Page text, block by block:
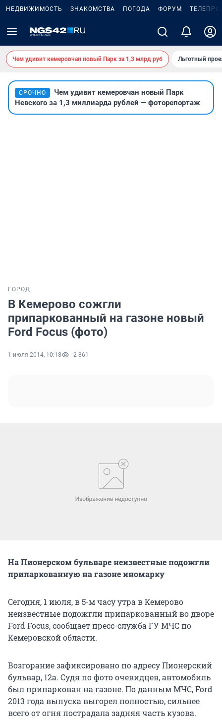
НЕДВИЖИМОСТЬ ЗНАКОМСТВА ПОГОДА ФОРУМ
Чем удивит кемеровчан новый Парк за 1,3 млрд руб Льготный
СРОЧНО
Чем удивит кемеровчан новый Парк
Невского за 1,3 миллиарда рублей — фоторепортаж
ГОРОД
В Кемерово сожгли
припаркованный на газоне новый
Ford Focus (фото)
1 июля 2014, 10:18 2 861
На Пионерском бульваре неизвестные подожгли
припаркованную на газоне иномарку
Сегодня, 1 июля, в 5-м часу утра в Кемерово
неизвестные подожгли припаркованный во дворе
Ford Focus, сообщает пресс-служба ГУ МЧС по
Кемеровской области.
Возгорание зафиксировано по адресу Пионерский
бульвар, 12а. Судя по фото очевидцев, автомобиль
был припаркован на газоне. По данным МЧС, Ford
2013 года выпуска выгорел полностью, сильнее
всего от огня пострадала задняя часть кузова.